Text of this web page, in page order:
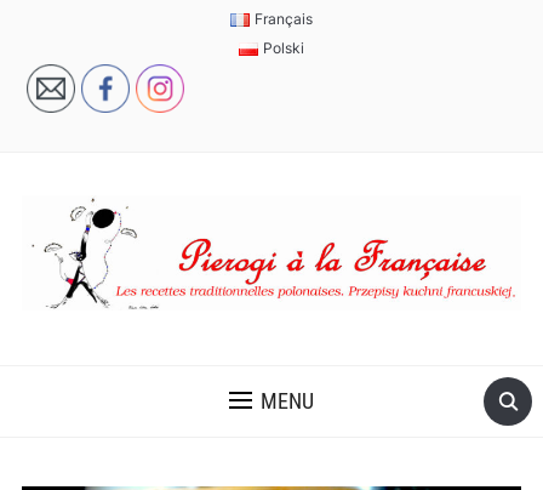
Français
Polski
MENU